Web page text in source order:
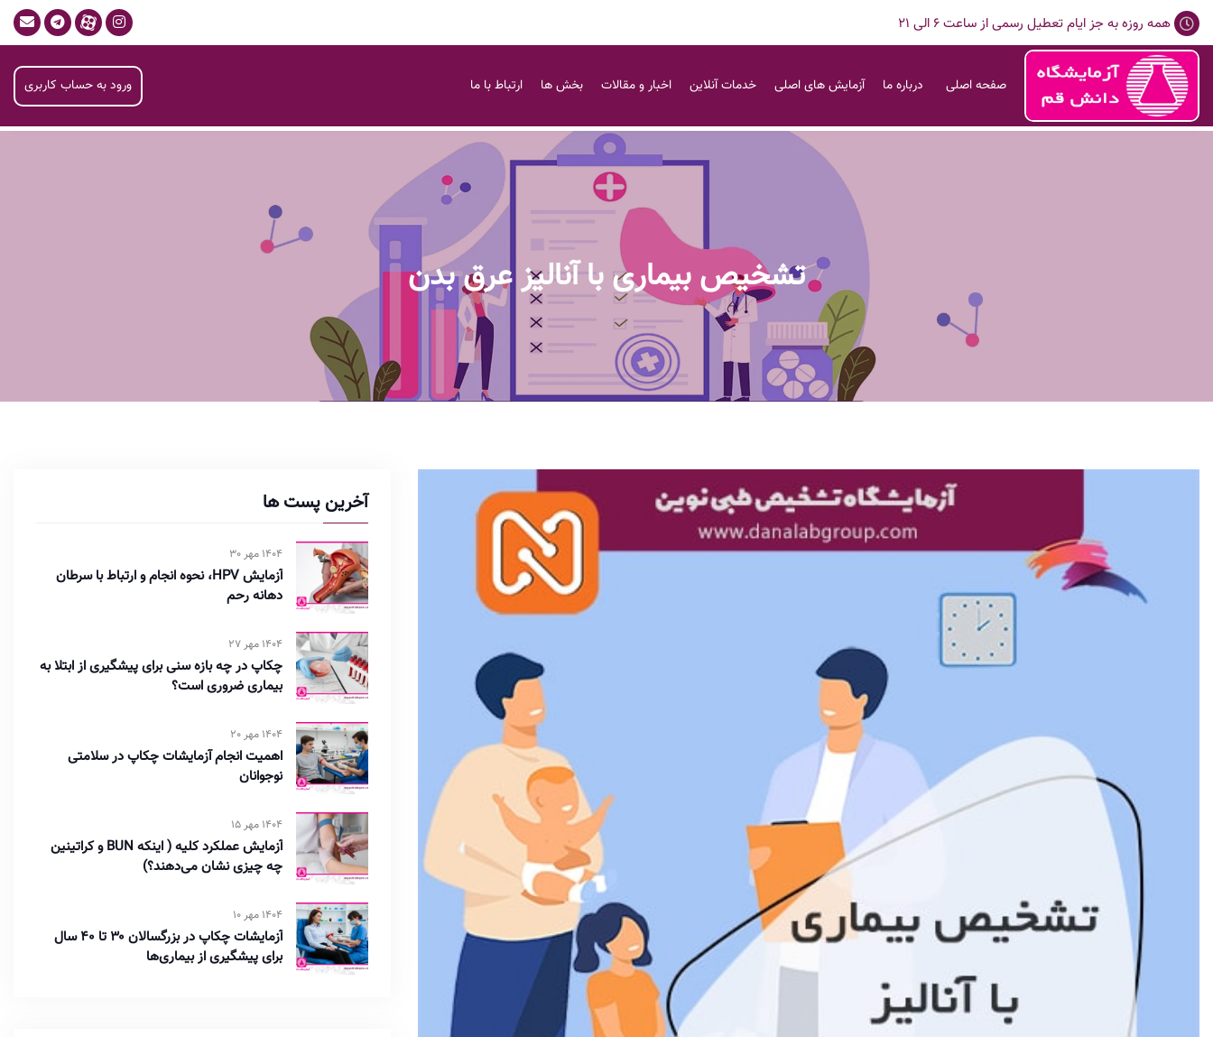
همه روزه به جز ایام تعطیل رسمی از ساعت 6 الی 21
صفحه اصلی درباره ما آزمایش های اصلی خدمات آنلاین اخبار و مقالات بخش ها ارتباط با ما ورود به حساب کاربری
تشخیص بیماری با آنالیز عرق بدن
آخرین پست ها
1404 مهر 30
آزمایش HPV، نحوه انجام و ارتباط با سرطان
دهانه رحم
1404 مهر 27
چکاپ در چه بازه سنی برای پیشگیری از ابتلا به
بیماری ضروری است؟
1404 مهر 20
اهمیت انجام آزمایشات چکاپ در سلامتی
نوجوانان
1404 مهر 15
آزمایش عملکرد کلیه ( اینکه BUN و کراتینین
چه چیزی نشان می‌دهند؟)
1404 مهر 10
آزمایشات چکاپ در بزرگسالان ۳۰ تا ۴۰ سال
برای پیشگیری از بیماری‌ها